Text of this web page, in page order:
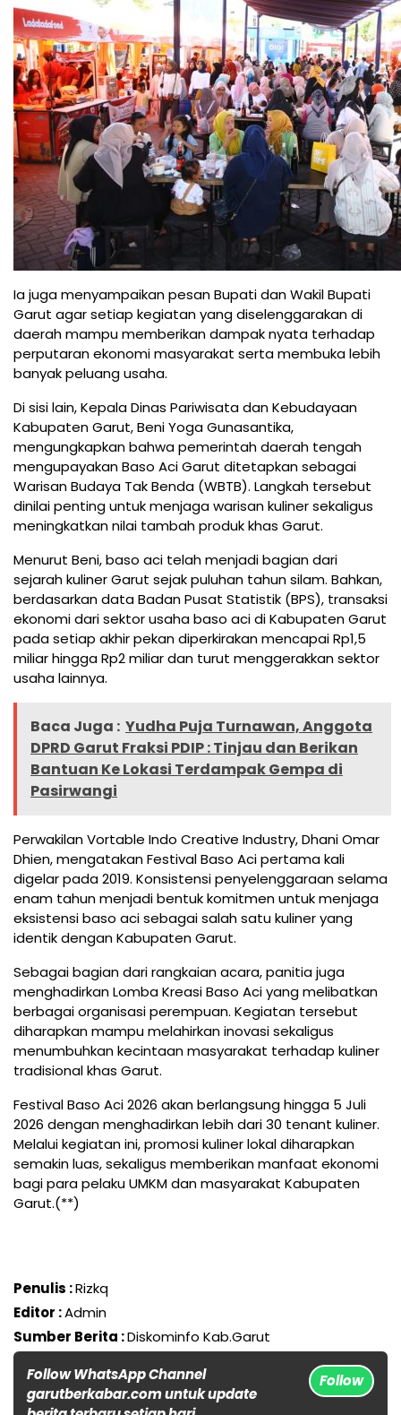
Ia juga menyampaikan pesan Bupati dan Wakil Bupati
Garut agar setiap kegiatan yang diselenggarakan di
daerah mampu memberikan dampak nyata terhadap
perputaran ekonomi masyarakat serta membuka lebih
banyak peluang usaha.
Di sisi lain, Kepala Dinas Pariwisata dan Kebudayaan
Kabupaten Garut, Beni Yoga Gunasantika,
mengungkapkan bahwa pemerintah daerah tengah
mengupayakan Baso Aci Garut ditetapkan sebagai
Warisan Budaya Tak Benda (WBTB). Langkah tersebut
dinilai penting untuk menjaga warisan kuliner sekaligus
meningkatkan nilai tambah produk khas Garut.
Menurut Beni, baso aci telah menjadi bagian dari
sejarah kuliner Garut sejak puluhan tahun silam. Bahkan,
berdasarkan data Badan Pusat Statistik (BPS), transaksi
ekonomi dari sektor usaha baso aci di Kabupaten Garut
pada setiap akhir pekan diperkirakan mencapai Rp1,5
miliar hingga Rp2 miliar dan turut menggerakkan sektor
usaha lainnya.
Baca Juga : Yudha Puja Turnawan, Anggota
DPRD Garut Fraksi PDIP : Tinjau dan Berikan
Bantuan Ke Lokasi Terdampak Gempa di
Pasirwangi
Perwakilan Vortable Indo Creative Industry, Dhani Omar
Dhien, mengatakan Festival Baso Aci pertama kali
digelar pada 2019. Konsistensi penyelenggaraan selama
enam tahun menjadi bentuk komitmen untuk menjaga
eksistensi baso aci sebagai salah satu kuliner yang
identik dengan Kabupaten Garut.
Sebagai bagian dari rangkaian acara, panitia juga
menghadirkan Lomba Kreasi Baso Aci yang melibatkan
berbagai organisasi perempuan. Kegiatan tersebut
diharapkan mampu melahirkan inovasi sekaligus
menumbuhkan kecintaan masyarakat terhadap kuliner
tradisional khas Garut.
Festival Baso Aci 2026 akan berlangsung hingga 5 Juli
2026 dengan menghadirkan lebih dari 30 tenant kuliner.
Melalui kegiatan ini, promosi kuliner lokal diharapkan
semakin luas, sekaligus memberikan manfaat ekonomi
bagi para pelaku UMKM dan masyarakat Kabupaten
Garut.(**)
Penulis :Rizkq
Editor :Admin
Sumber Berita :Diskominfo Kab.Garut
Follow WhatsApp Channel
garutberkabar.com untuk update
Follow